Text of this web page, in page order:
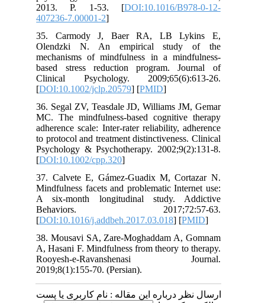
2013. P. 1-53. [DOI:10.1016/
35. Carmody J, Baer RA, LB
Olendzki N. An empirical
mechanisms of mindfulness in a
based stress reduction program.
Clinical Psychology.
[DOI:10.1002/jclp.20579
36. Segal ZV, Teasdale JD, Williams
MC. The mindfulness‐based
adherence scale: Inter‐rater reliability,
to protocol and treatment
Psychology & Psychotherapy.
[DOI:10.1002/cpp.320
37. Calvete E, Gámez-Guadix M,
Mindfulness facets and problematic
A six-month longitudinal study.
Behaviors.
[DOI:10.1016/j.addbeh.2017.03.018
38. Mousavi SA, Zare-Moghaddam A,
A, Hasani F. Mindfulness from theory
Rooyesh-e-Ravanshenasi
2019;8(1):155-70. (Persian).
درباره این مقاله : نام کاربری یا پست